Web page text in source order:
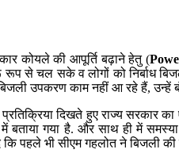
कोयले की आपूर्ति बढ़ाने हेतु (
रूप से चल सके व लोगों को निर्बाध
उपकरण काम नहीं आ रहे हैं, उन्हें
दिखते हुए राज्य सरकार
गया है. और साथ ही में
कि पहले भी सीएम गहलोत ने बिजली